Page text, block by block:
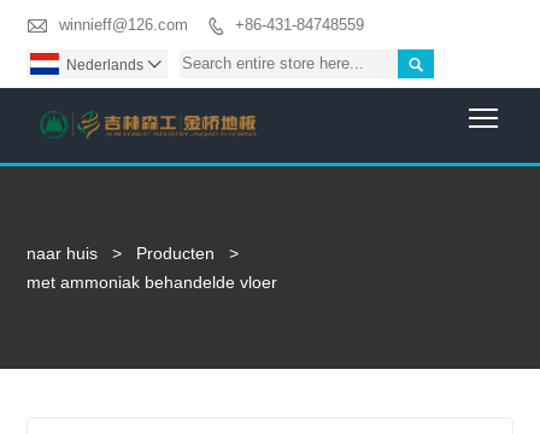
 winnieff@126.com  +86-431-84748559

Nederlands 
naar huis > Producten
>
met ammoniak behandelde vloer